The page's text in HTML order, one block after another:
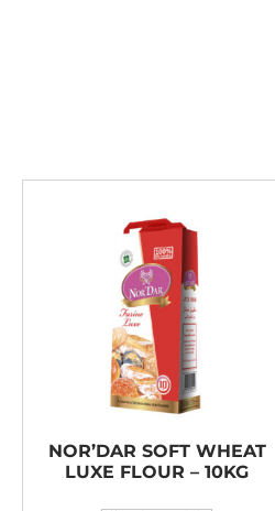
NOR’DAR SOFT WHEAT
LUXE FLOUR – 10KG